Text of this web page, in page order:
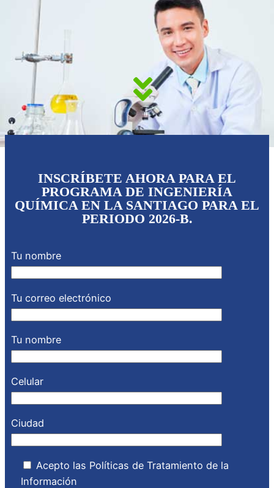
INSCRÍBETE AHORA PARA EL
PROGRAMA DE INGENIERÍA
QUÍMICA EN LA SANTIAGO PARA EL
PERIODO 2026-B.
Tu nombre
Tu correo electrónico
Tu nombre
Celular
Ciudad
Acepto las Políticas de Tratamiento de la
Información